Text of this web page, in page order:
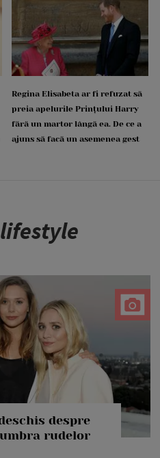
Regina Elisabeta ar fi refuzat să
preia apelurile Prințului Harry
fără un martor lângă ea. De ce a
ajuns să facă un asemenea gest
lifestyle
despre
rudelor